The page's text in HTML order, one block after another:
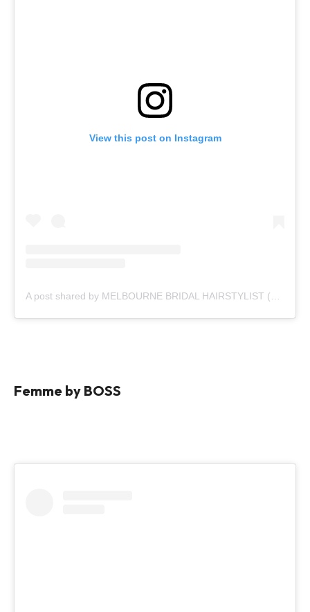
View this post on Instagram
A post shared by MELBOURNE BRIDAL HAIRSTYLIST (@sajiyahairstylist)
Femme by BOSS